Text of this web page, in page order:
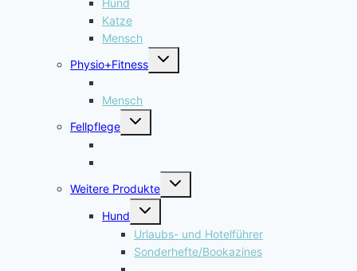
Katze
Mensch
Physio+Fitness
Untermenü
Mensch
Fellpflege
Untermenü
Weitere Produkte
Untermenü
Hund
Untermenü
Urlaubs- und Hotelführer
Sonderhefte/Bookazines